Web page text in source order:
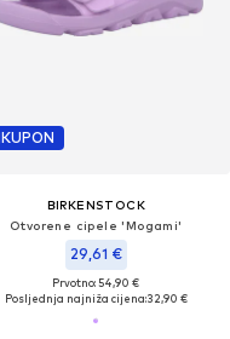
KUPON
BIRKENSTOCK
Otvorene cipele 'Mogami'
29,61 €
Prvotno: 54,90 €
Posljednja najniža cijena:32,90 €